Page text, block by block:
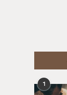
1